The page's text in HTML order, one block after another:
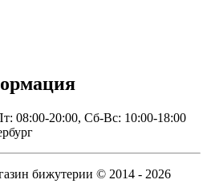
08:00-20:00, Сб-Вс: 10:00-18:00
бижутерии © 2014 - 2026